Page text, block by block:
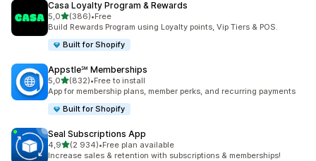
Casa Loyalty Program & Rewards
5,0/ 5 tähteä
(386)
386 arvostelua yhteensä
•Free
Build Rewards Program using Loyalty points, Vip Tiers & POS.
Built for Shopify
Appstle℠ Memberships
5,0/ 5 tähteä
(832)
832 arvostelua yhteensä
•Free to install
App for membership plans, member perks, and recurring payments
Built for Shopify
Seal Subscriptions App
4,9/ 5 tähteä
(2 934)
2934 arvostelua yhteensä
•Free plan available
Increase sales & retention with subscriptions & memberships!